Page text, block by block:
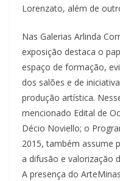
Lorenzato, além de
Nas Galerias Arlinda
exposição destaca o
espaço de formação,
dos salões e de
produção artística.
mencionado Edital de
Décio Noviello; o
2015, também assume
a difusão e valorização
A presença do